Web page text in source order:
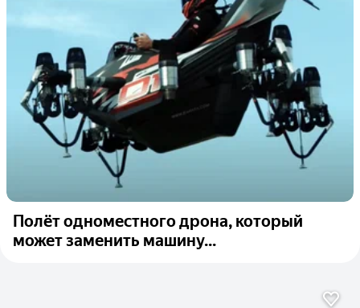
Полёт одноместного дрона, который
может заменить машину...